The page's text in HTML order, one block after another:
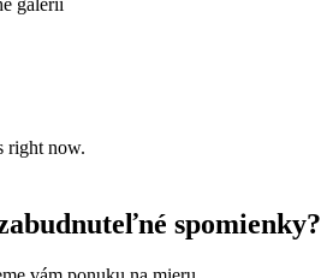
galérii
right now.
spomienky?